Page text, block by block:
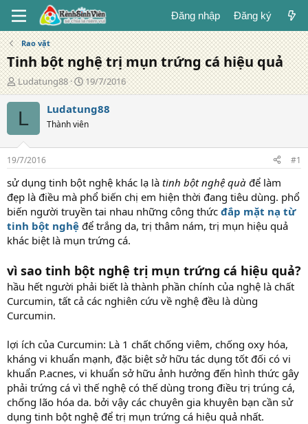
Đăng nhập Đăng ký
Rao vặt
Tinh bột nghệ trị mụn trứng cá hiệu quả
T
á
c
ả
Ludatung88
N
g
à
đ
g
19/7/2016
L Ludatung88
Thành viên
19/7/2016 #1
sử dụng tinh bột nghệ khác lạ là tinh bột nghệ quà để làm
đẹp là điều mà phổ biến chị em hiện thời đang tiêu dùng. phổ
biến người truyền tai nhau những công thức đắp mặt nạ từ
tinh bột nghệ để trắng da, trị thâm nám, trị mụn hiệu quả
khác biệt là mụn trứng cá.
vì sao tinh bột nghệ trị mụn trứng cá hiệu quả?
hầu hết người phải biết là thành phần chính của nghệ là chất
Curcumin, tất cả các nghiên cứu về nghệ đều là dùng
Curcumin.
lợi ích của Curcumin: Là 1 chất chống viêm, chống oxy hóa,
kháng vi khuẩn mạnh, đặc biệt sở hữu tác dụng tốt đối có vi
khuẩn P.acnes, vi khuẩn sở hữu ảnh hưởng đến hình thức gây
phải trứng cá vì thế nghệ có thế dùng trong điều trị trúng cá,
chống lão hóa da. bởi vậy các chuyên gia khuyên bạn cần sử
dụng tinh bột nghệ để trị mụn trứng cá hiệu quả nhất.